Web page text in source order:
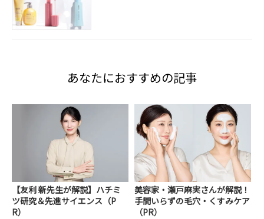
あなたにおすすめの記事
【友利 新先生が解説】ハチミ
ツ研究＆先進サイエンス（P
R）
美容家・瀬戸麻実さんが解説！
手間いらずの毛穴・くすみケア
（PR）